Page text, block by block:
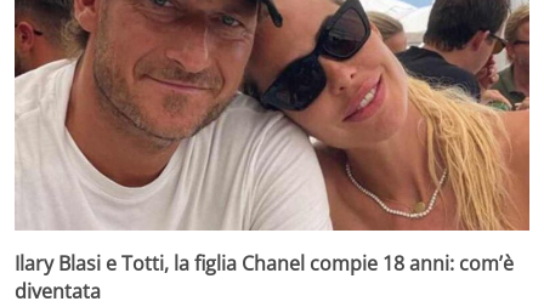
Ilary Blasi e Totti, la figlia Chanel compie 18 anni: com’è
diventata